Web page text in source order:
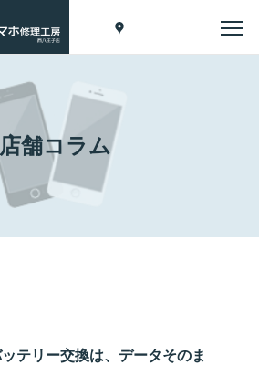
店舗コラム
テリー交換は、データそのま